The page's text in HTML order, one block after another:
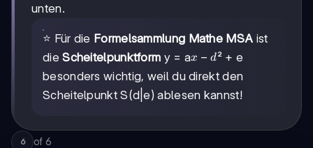
unten.
⭐ Für die Formelsammlung Mathe MSA ist
dieScheitelpunktform y = ax-
d
x − d² + e
besonders wichtig, weil du direkt den
Scheitelpunkt S(d|e) ablesen kannst!
6 of 6